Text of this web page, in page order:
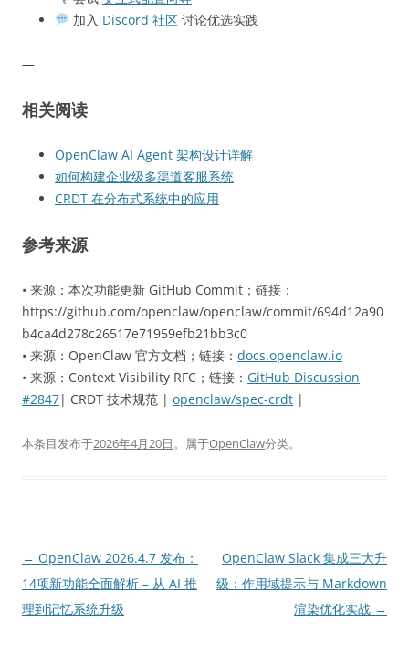
加入 Discord 社区讨论优选实践
—
相关阅读
OpenClaw AI Agent 架构设计详解
如何构建企业级多渠道客服系统
CRDT 在分布式系统中的应用
参考来源
• 来源：本次功能更新 GitHub Commit；链接：
https://github.com/openclaw/openclaw/commit/694d12a90
b4ca4d278c26517e71959efb21bb3c0
• 来源：OpenClaw 官方文档；链接： docs.openclaw.io
• 来源：Context Visibility RFC；链接： GitHub Discussion
#2847| CRDT 技术规范 | openclaw/spec-crdt |
本条目发布于2026年4月20日。属于OpenClaw分类。
文
章
导
← OpenClaw 2026.4.7 发布：
14项新功能全面解析 – 从 AI 推
理到记忆系统升级
OpenClaw Slack 集成三大升
级：作用域提示与 Markdown
渲染优化实战 →